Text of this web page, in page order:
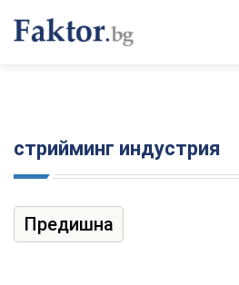
стрийминг индустрия
Предишна